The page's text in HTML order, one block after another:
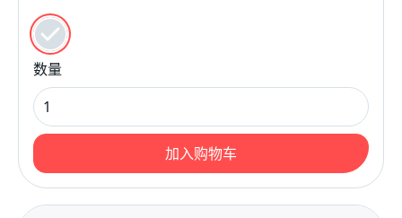
颜色
黑色的
数量
加入购物车